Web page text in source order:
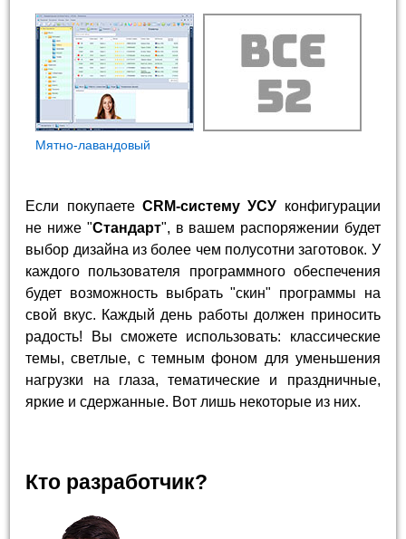
Мятно-лавандовый
Если покупаете CRM-систему УСУ конфигурации
не ниже "Стандарт", в вашем распоряжении будет
выбор дизайна из более чем полусотни заготовок. У
каждого пользователя программного обеспечения
будет возможность выбрать "скин" программы на
свой вкус. Каждый день работы должен приносить
радость! Вы сможете использовать: классические
темы, светлые, с темным фоном для уменьшения
нагрузки на глаза, тематические и праздничные,
яркие и сдержанные. Вот лишь некоторые из них.
Кто разработчик?